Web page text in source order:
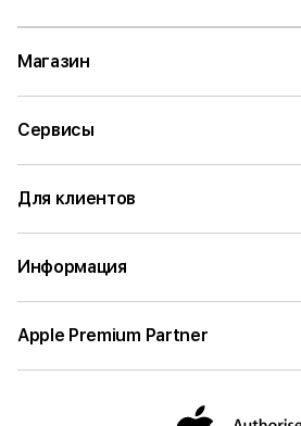
Магазин
Сервисы
Для клиентов
Информация
Apple Premium Partner